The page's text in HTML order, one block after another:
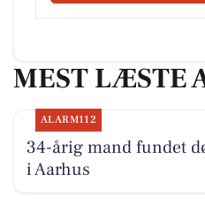
MEST LÆSTE
ALARM112
34-årig mand fundet
i Aarhus